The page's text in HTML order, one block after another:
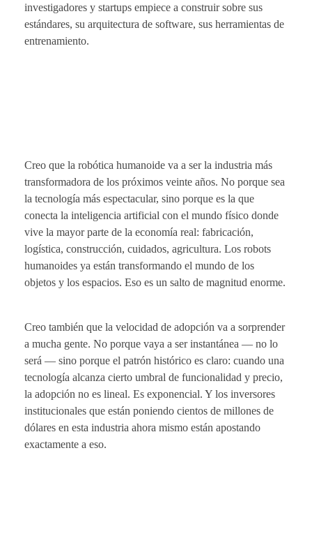
investigadores y startups empiece a construir sobre sus
estándares, su arquitectura de software, sus herramientas de
entrenamiento.
Creo que la robótica humanoide va a ser la industria más
transformadora de los próximos veinte años. No porque sea
la tecnología más espectacular, sino porque es la que
conecta la inteligencia artificial con el mundo físico donde
vive la mayor parte de la economía real: fabricación,
logística, construcción, cuidados, agricultura. Los robots
humanoides ya están transformando el mundo de los
objetos y los espacios. Eso es un salto de magnitud enorme.
Creo también que la velocidad de adopción va a sorprender
a mucha gente. No porque vaya a ser instantánea — no lo
será — sino porque el patrón histórico es claro: cuando una
tecnología alcanza cierto umbral de funcionalidad y precio,
la adopción no es lineal. Es exponencial. Y los inversores
institucionales que están poniendo cientos de millones de
dólares en esta industria ahora mismo están apostando
exactamente a eso.